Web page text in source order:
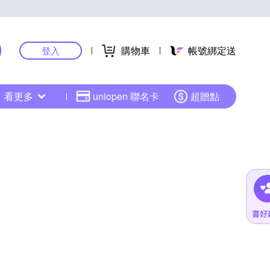
登入 購物車 帳號綁定送
看更多 uniopen 聯名卡 超贈點